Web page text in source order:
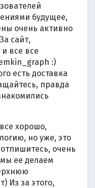
будущее,
очень активно
сайт,
все все
:)
есть доставка
правда
хорошо,
но уже, это
очень
ее делаем
Из за этого,